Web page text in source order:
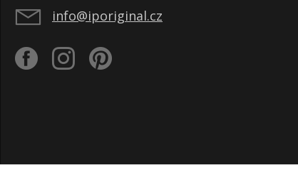
info@iporiginal.cz